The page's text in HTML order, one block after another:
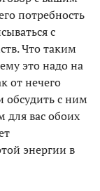
потребность
с
Что таким
это надо на
от нечего
обсудить с ним
вас обоих
энергии в